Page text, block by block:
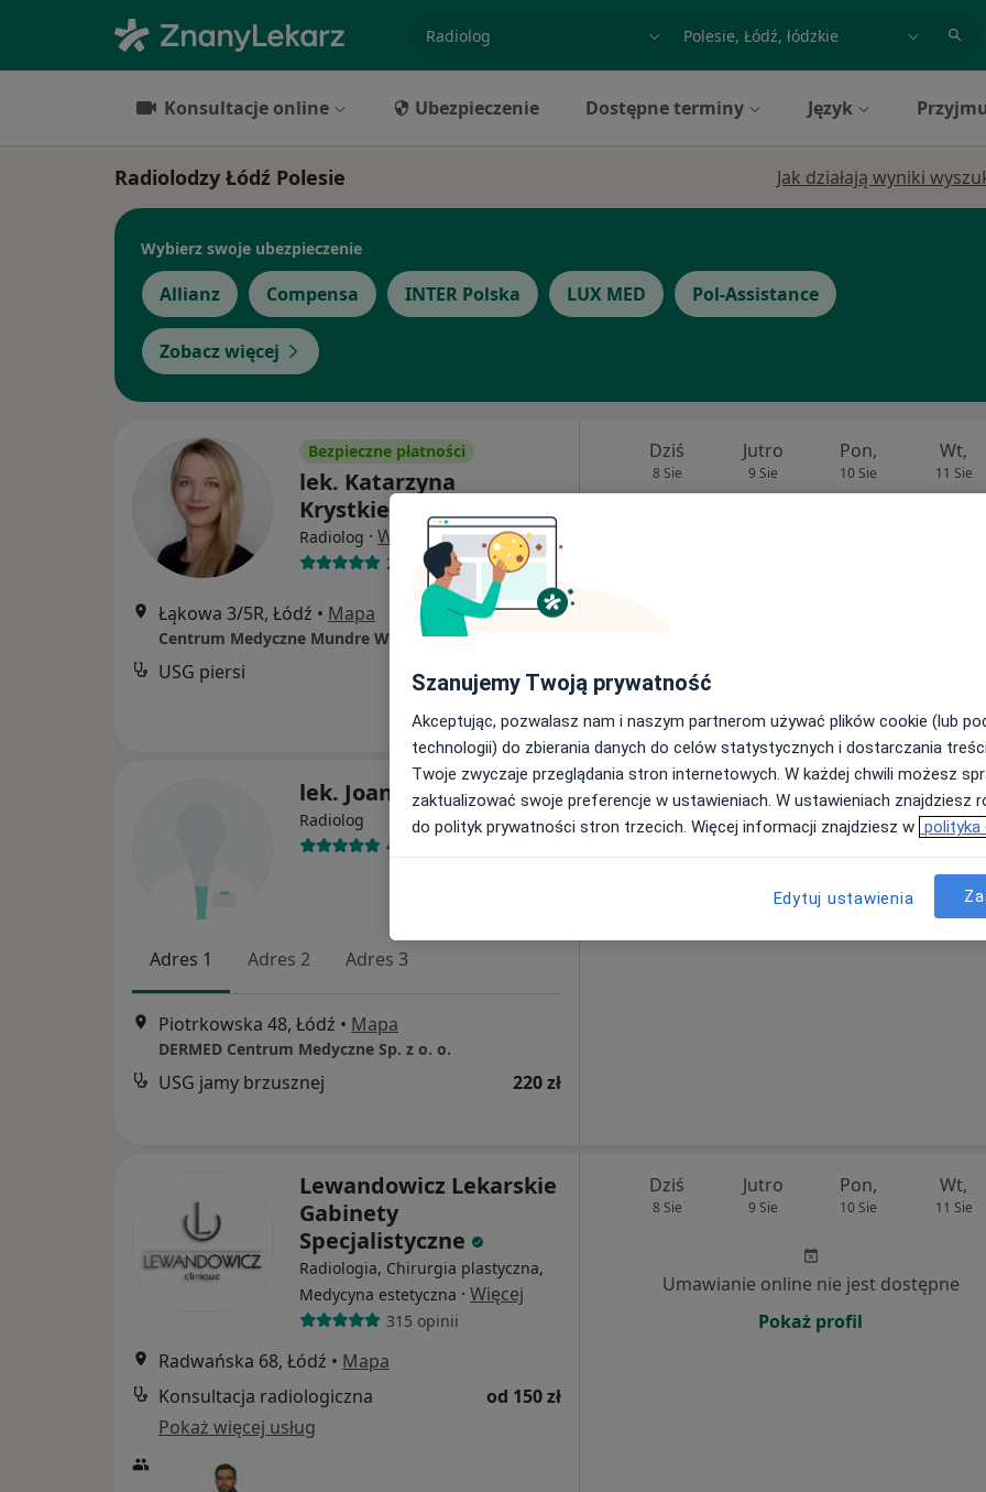
miasto lub dzielnica
Konsultacje online Ubezpieczenie Dostępne terminy Język
Radiolodzy Łódź Polesie Jak działają wyniki
Wybierz swoje ubezpieczenie
Allianz Compensa INTER Polska LUX MED Pol-Assistance
Zobacz więcej
Bezpieczne płatności
lek. Katarzyna
Krystkiewicz
Radiolog · Więcej
29 opinii
Łąkowa 3/5R, Łódź • Mapa
Centrum Medyczne Mundre Wsparcie
USG piersi 250 zł
Dziś
8 Sie
Jutro
9 Sie
Pon,
10 Sie
Wt,
11 Sie
lek. Joanna Sapieżko
Radiolog
44 opinie
Adres 1 Adres 2 Adres 3
Piotrkowska 48, Łódź • Mapa
DERMED Centrum Medyczne Sp. z o. o.
USG jamy brzusznej 220 zł
Dziś Jutro Pon, Wt,
11 Sie
Umawianie online nie jest dostępne
Lewandowicz Lekarskie
Gabinety
Specjalistyczne
Radiologia, Chirurgia plastyczna,
Medycyna estetyczna · Więcej
315 opinii
Radwańska 68, Łódź • Mapa
Konsultacja radiologiczna
od 150 zł
Pokaż więcej usług
Dziś
8 Sie
Jutro
9 Sie
Pon,
10 Sie
Wt,
11 Sie
Umawianie online nie jest dostępne
Pokaż profil
Szanujemy Twoją prywatność
Akceptując, pozwalasz nam i naszym partnerom używać plików cookie (lub
technologii) do zbierania danych do celów statystycznych i dostarczania
Twoje zwyczaje przeglądania stron internetowych. W każdej chwili możesz
zaktualizować swoje preferencje w ustawieniach. W ustawieniach znajdziesz
do polityk prywatności stron trzecich. Więcej informacji znajdziesz w polityka
Edytuj ustawienia